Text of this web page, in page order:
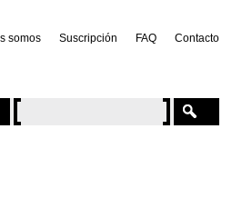
somos Suscripción FAQ Contacto